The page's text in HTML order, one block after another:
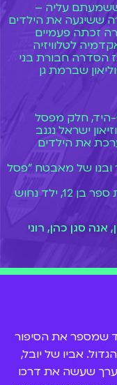
ששמעתם עליה –
ששיגעה את הילדים
שנות ה-2000. הסדרה זכתה פעמיים
פרסי האקדמיה לטלוויזיה
הסדרה חבורת בני
שברמת גן
חלק מפסל
ישראל נגנב
את הילדים
ובנו של מאבטח "פסל
) – תלמיד בית ספר בן 12, ילד נחוש
מאוהב באלה
ועידו, מקניט את
בעת הצורך.
תומר.
בני נוער יהיו
מה תעשה
אנה סגן כהן, רוני
שמספר את הסיפור
אביו של יובל,
ערך שעשה את דרכו